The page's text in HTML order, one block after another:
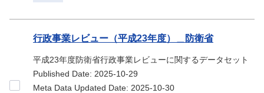
行政事業レビュー（平成23年度）＿防衛省
平成23年度防衛省行政事業レビューに関するデータセット
Published Date: 2025-10-29
Meta Data Updated Date: 2025-10-30